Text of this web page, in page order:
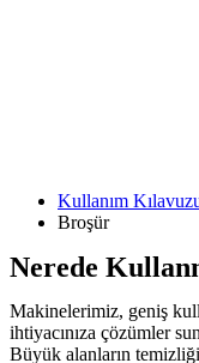
Kullanım
Broşür
Nerede
Makinelerimiz, geniş
ihtiyacınıza çözümler
Büyük alanların